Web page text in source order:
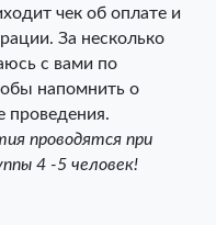
чек об оплате и
За несколько
с вами по
напомнить о
проведения.
проводятся при
4 -5 человек!